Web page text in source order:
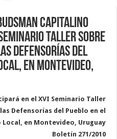
capitalino
Taller sobre
Defensorías del
en Montevideo,
en el XVI Seminario Taller
Defensorías del Pueblo en el
Local, en Montevideo, Uruguay
Boletín 271/2010